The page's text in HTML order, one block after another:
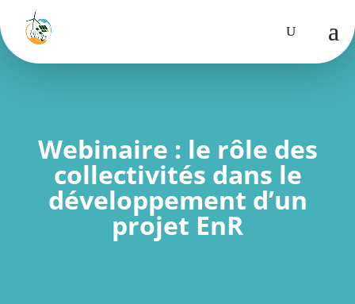
Webinaire : le rôle des
collectivités dans le
développement d’un
projet EnR